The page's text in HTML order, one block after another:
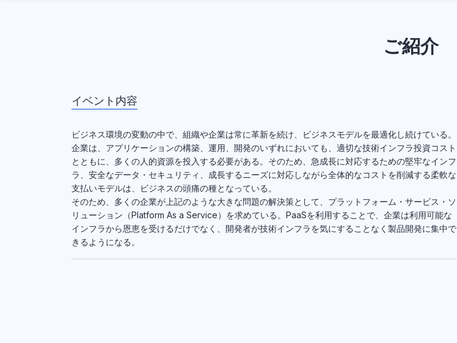
ご紹介
イベント内容
ビジネス環境の変動の中で、組織や企業は常に革新を続け、ビジネスモデルを最適化し続けている。
企業は、アプリケーションの構築、運用、開発のいずれにおいても、適切な技術インフラ投資コスト
とともに、多くの人的資源を投入する必要がある。そのため、急成長に対応するための堅牢なインフ
ラ、安全なデータ・セキュリティ、成長するニーズに対応しながら全体的なコストを削減する柔軟な
支払いモデルは、ビジネスの頭痛の種となっている。
そのため、多くの企業が上記のような大きな問題の解決策として、プラットフォーム・サービス・ソ
リューション（Platform As a Service）を求めている。PaaSを利用することで、企業は利用可能な
インフラから恩恵を受けるだけでなく、開発者が技術インフラを気にすることなく製品開発に集中で
きるようになる。